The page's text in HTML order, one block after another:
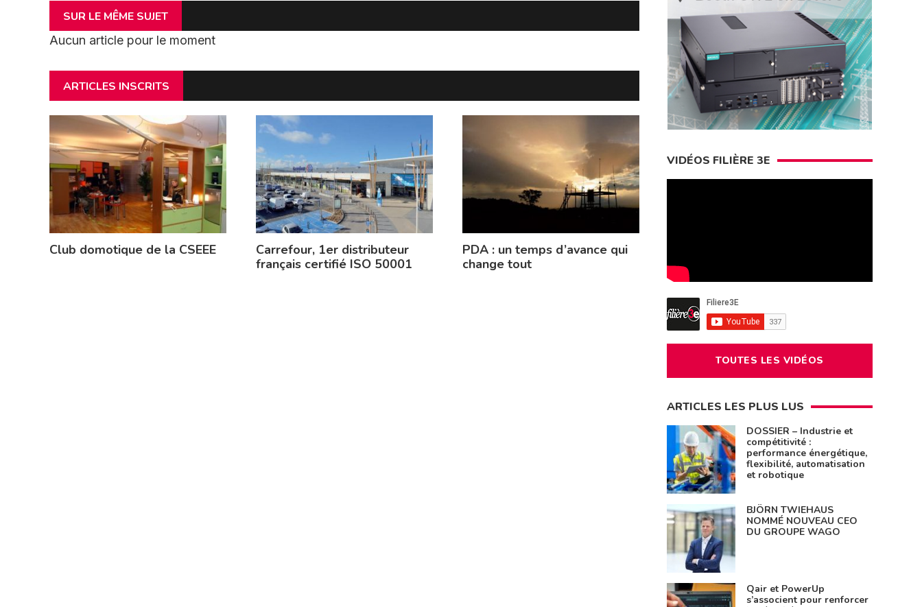
SUR LE MÊME SUJET
Aucun article pour le moment
ARTICLES INSCRITS
Club domotique de la CSEEE
Carrefour, 1er distributeur
français certifié ISO 50001
PDA : un temps d’avance qui
change tout
VIDÉOS FILIÈRE 3E
TOUTES LES VIDÉOS
ARTICLES LES PLUS LUS
DOSSIER – Industrie et
compétitivité :
performance énergétique,
flexibilité, automatisation
et robotique
BJÖRN TWIEHAUS
NOMMÉ NOUVEAU CEO
DU GROUPE WAGO
Qair et PowerUp
s’associent pour renforcer